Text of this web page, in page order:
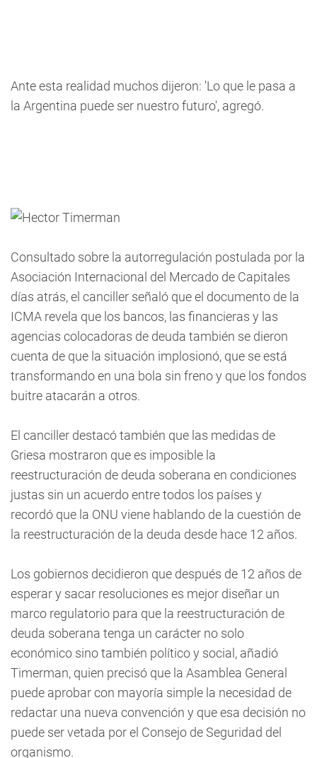
Ante esta realidad muchos dijeron: 'Lo que le pasa a
la Argentina puede ser nuestro futuro', agregó.
Consultado sobre la autorregulación postulada por la
Asociación Internacional del Mercado de Capitales
días atrás, el canciller señaló que el documento de la
ICMA revela que los bancos, las financieras y las
agencias colocadoras de deuda también se dieron
cuenta de que la situación implosionó, que se está
transformando en una bola sin freno y que los fondos
buitre atacarán a otros.
El canciller destacó también que las medidas de
Griesa mostraron que es imposible la
reestructuración de deuda soberana en condiciones
justas sin un acuerdo entre todos los países y
recordó que la ONU viene hablando de la cuestión de
la reestructuración de la deuda desde hace 12 años.
Los gobiernos decidieron que después de 12 años de
esperar y sacar resoluciones es mejor diseñar un
marco regulatorio para que la reestructuración de
deuda soberana tenga un carácter no solo
económico sino también político y social, añadió
Timerman, quien precisó que la Asamblea General
puede aprobar con mayoría simple la necesidad de
redactar una nueva convención y que esa decisión no
puede ser vetada por el Consejo de Seguridad del
organismo.